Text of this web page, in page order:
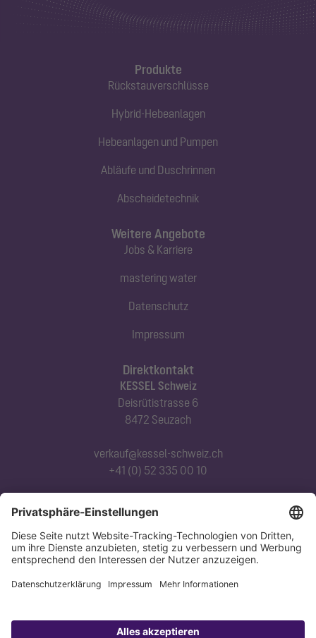
Produkte
Rückstauverschlüsse
Hybrid-Hebeanlagen
Hebeanlagen und Pumpen
Abläufe und Duschrinnen
Abscheidetechnik
Direktkontakt
KESSEL Schweiz
Deisrütistrasse 6
8472 Seuzach
verkauf@kessel-schweiz.ch
+41 (0) 52 335 00 10
Abonnieren Sie unseren Newsletter
Jetzt anmelden
Weitere Angebote
Jobs & Karriere
mastering water
Datenschutz
Impressum